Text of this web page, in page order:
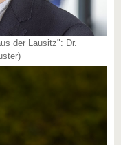
der Lausitz": Dr.